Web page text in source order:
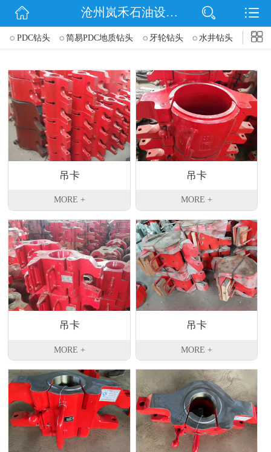
$(function() { $('.wrapper').navbarscroll(); });
网站首页
信息动态
产品展示
联系我们
沧州岚禾石油设备有限公司
PDC钻头 简易PDC地质钻头 牙轮钻头 水井钻头
吊钳/液压钳 旋挖牙轮掌片 非开挖扩孔器
吊卡
MORE +
吊卡
MORE +
吊卡
MORE +
吊卡
MORE +